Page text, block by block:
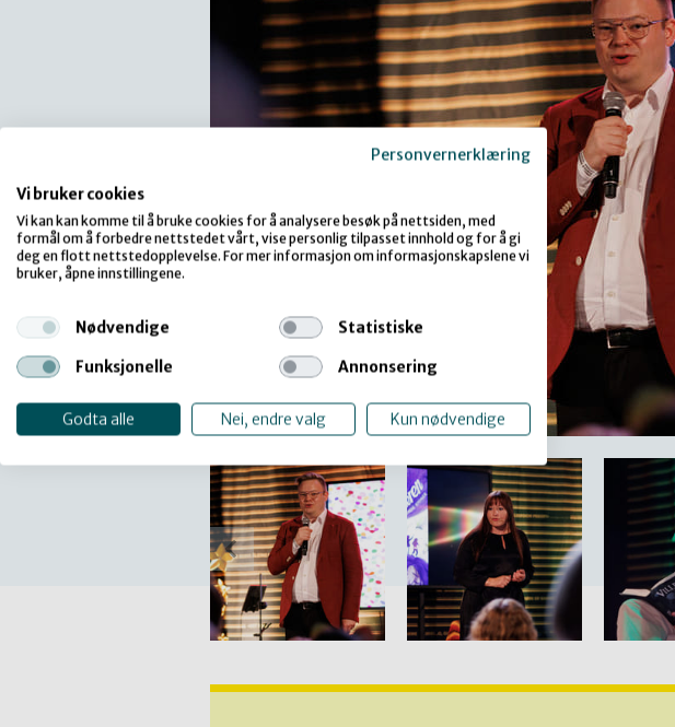
Personvernerklæring
Vi bruker cookies
Vi kan kan komme til å bruke cookies for å analysere besøk på nettsiden, med
formål om å forbedre nettstedet vårt, vise personlig tilpasset innhold og for å gi
deg en flott nettstedopplevelse. For mer informasjon om informasjonskapslene vi
bruker, åpne innstillingene.
Nødvendige
Statistiske
Funksjonelle
Annonsering
Godta alle Nei, endre valg Kun nødvendige